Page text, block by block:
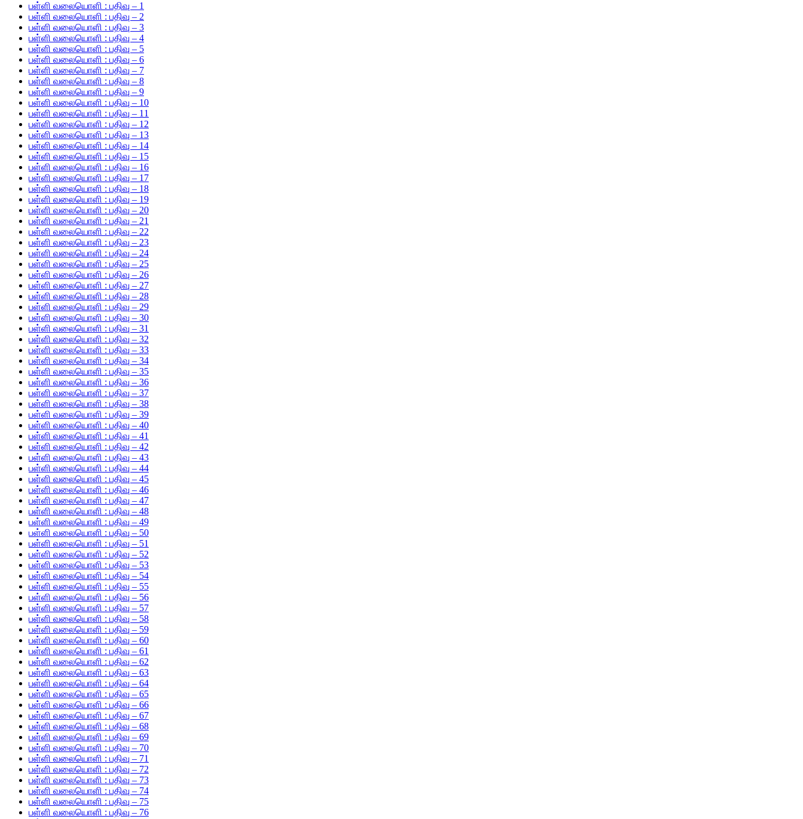
பள்ளி வலையொளி : பதிவு – 1
பள்ளி வலையொளி : பதிவு – 2
பள்ளி வலையொளி : பதிவு – 3
பள்ளி வலையொளி : பதிவு – 4
பள்ளி வலையொளி : பதிவு – 5
பள்ளி வலையொளி : பதிவு – 6
பள்ளி வலையொளி : பதிவு – 7
பள்ளி வலையொளி : பதிவு – 8
பள்ளி வலையொளி : பதிவு – 9
பள்ளி வலையொளி : பதிவு – 10
பள்ளி வலையொளி : பதிவு – 11
பள்ளி வலையொளி : பதிவு – 12
பள்ளி வலையொளி : பதிவு – 13
பள்ளி வலையொளி : பதிவு – 14
பள்ளி வலையொளி : பதிவு – 15
பள்ளி வலையொளி : பதிவு – 16
பள்ளி வலையொளி : பதிவு – 17
பள்ளி வலையொளி : பதிவு – 18
பள்ளி வலையொளி : பதிவு – 19
பள்ளி வலையொளி : பதிவு – 20
பள்ளி வலையொளி : பதிவு – 21
பள்ளி வலையொளி : பதிவு – 22
பள்ளி வலையொளி : பதிவு – 23
பள்ளி வலையொளி : பதிவு – 24
பள்ளி வலையொளி : பதிவு – 25
பள்ளி வலையொளி : பதிவு – 26
பள்ளி வலையொளி : பதிவு – 27
பள்ளி வலையொளி : பதிவு – 28
பள்ளி வலையொளி : பதிவு – 29
பள்ளி வலையொளி : பதிவு – 30
பள்ளி வலையொளி : பதிவு – 31
பள்ளி வலையொளி : பதிவு – 32
பள்ளி வலையொளி : பதிவு – 33
பள்ளி வலையொளி : பதிவு – 34
பள்ளி வலையொளி : பதிவு – 35
பள்ளி வலையொளி : பதிவு – 36
பள்ளி வலையொளி : பதிவு – 37
பள்ளி வலையொளி : பதிவு – 38
பள்ளி வலையொளி : பதிவு – 39
பள்ளி வலையொளி : பதிவு – 40
பள்ளி வலையொளி : பதிவு – 41
பள்ளி வலையொளி : பதிவு – 42
பள்ளி வலையொளி : பதிவு – 43
பள்ளி வலையொளி : பதிவு – 44
பள்ளி வலையொளி : பதிவு – 45
பள்ளி வலையொளி : பதிவு – 46
பள்ளி வலையொளி : பதிவு – 47
பள்ளி வலையொளி : பதிவு – 48
பள்ளி வலையொளி : பதிவு – 49
பள்ளி வலையொளி : பதிவு – 50
பள்ளி வலையொளி : பதிவு – 51
பள்ளி வலையொளி : பதிவு – 52
பள்ளி வலையொளி : பதிவு – 53
பள்ளி வலையொளி : பதிவு – 54
பள்ளி வலையொளி : பதிவு – 55
பள்ளி வலையொளி : பதிவு – 56
பள்ளி வலையொளி : பதிவு – 57
பள்ளி வலையொளி : பதிவு – 58
பள்ளி வலையொளி : பதிவு – 59
பள்ளி வலையொளி : பதிவு – 60
பள்ளி வலையொளி : பதிவு – 61
பள்ளி வலையொளி : பதிவு – 62
பள்ளி வலையொளி : பதிவு – 63
பள்ளி வலையொளி : பதிவு – 64
பள்ளி வலையொளி : பதிவு – 65
பள்ளி வலையொளி : பதிவு – 66
பள்ளி வலையொளி : பதிவு – 67
பள்ளி வலையொளி : பதிவு – 68
பள்ளி வலையொளி : பதிவு – 69
பள்ளி வலையொளி : பதிவு – 70
பள்ளி வலையொளி : பதிவு – 71
பள்ளி வலையொளி : பதிவு – 72
பள்ளி வலையொளி : பதிவு – 73
பள்ளி வலையொளி : பதிவு – 74
பள்ளி வலையொளி : பதிவு – 75
பள்ளி வலையொளி : பதிவு – 76